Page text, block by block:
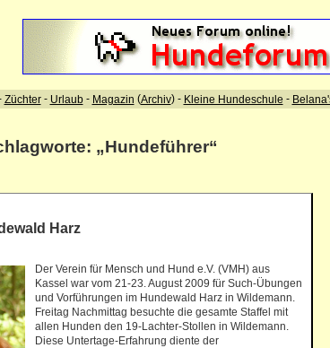
„Hundeführer“
Harz
Der Verein für Mensch und Hund e.V. (VMH) aus
Kassel war vom 21-23. August 2009 für Such-Übungen
und Vorführungen im Hundewald Harz in Wildemann.
Freitag Nachmittag besuchte die gesamte Staffel mit
allen Hunden den 19-Lachter-Stollen in Wildemann.
Diese Untertage-Erfahrung diente der